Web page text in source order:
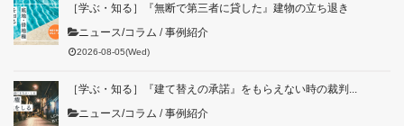
［学ぶ・知る］『無断で第三者に貸した』建物の立ち退き
ニュース/コラム /事例紹介
2026-08-05(Wed)
［学ぶ・知る］『建て替えの承諾』をもらえない時の裁判...
ニュース/コラム /事例紹介